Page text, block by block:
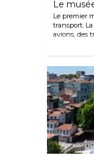
Le
Le premier
transport.
avions, des
bel endroit